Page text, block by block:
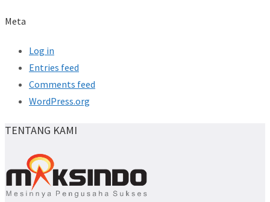
Meta
Log in
Entries feed
Comments feed
WordPress.org
TENTANG KAMI